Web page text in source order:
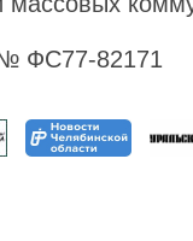
№ ФС77-82171